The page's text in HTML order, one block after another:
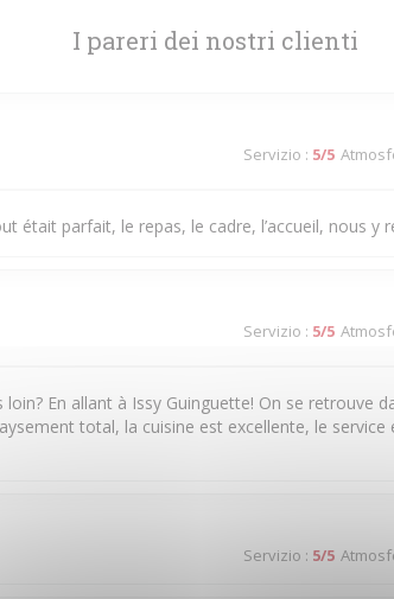
I pareri dei nostri clienti
Servizio : 5/5
était parfait, le repas, le cadre, l’accueil, nous y
Servizio : 5/5
En allant à Issy Guinguette! On se retrouve
total, la cuisine est excellente, le
Servizio : 5/5